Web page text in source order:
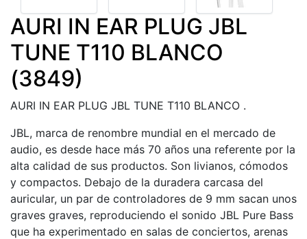
AURI IN EAR PLUG JBL
TUNE T110 BLANCO
(3849)
AURI IN EAR PLUG JBL TUNE T110 BLANCO .
JBL, marca de renombre mundial en el mercado de
audio, es desde hace más 70 años una referente por la
alta calidad de sus productos. Son livianos, cómodos
y compactos. Debajo de la duradera carcasa del
auricular, un par de controladores de 9 mm sacan unos
graves graves, reproduciendo el sonido JBL Pure Bass
que ha experimentado en salas de conciertos, arenas